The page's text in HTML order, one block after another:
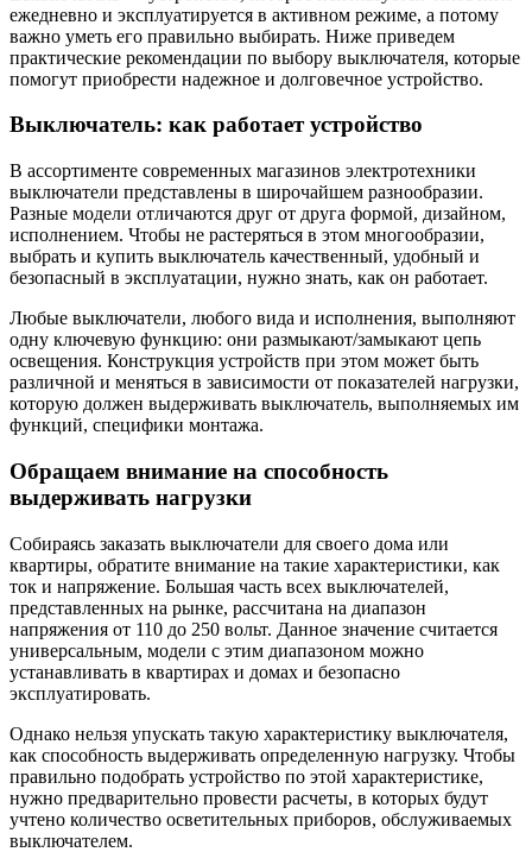
ежедневно и эксплуатируется в активном режиме, а потому
важно уметь его правильно выбирать. Ниже приведем
практические рекомендации по выбору выключателя, которые
помогут приобрести надежное и долговечное устройство.
Выключатель: как работает устройство
В ассортименте современных магазинов электротехники
выключатели представлены в широчайшем разнообразии.
Разные модели отличаются друг от друга формой, дизайном,
исполнением. Чтобы не растеряться в этом многообразии,
выбрать и купить выключатель качественный, удобный и
безопасный в эксплуатации, нужно знать, как он работает.
Любые выключатели, любого вида и исполнения, выполняют
одну ключевую функцию: они размыкают/замыкают цепь
освещения. Конструкция устройств при этом может быть
различной и меняться в зависимости от показателей нагрузки,
которую должен выдерживать выключатель, выполняемых им
функций, специфики монтажа.
Обращаем внимание на способность
выдерживать нагрузки
Собираясь заказать выключатели для своего дома или
квартиры, обратите внимание на такие характеристики, как
ток и напряжение. Большая часть всех выключателей,
представленных на рынке, рассчитана на диапазон
напряжения от 110 до 250 вольт. Данное значение считается
универсальным, модели с этим диапазоном можно
устанавливать в квартирах и домах и безопасно
эксплуатировать.
Однако нельзя упускать такую характеристику выключателя,
как способность выдерживать определенную нагрузку. Чтобы
правильно подобрать устройство по этой характеристике,
нужно предварительно провести расчеты, в которых будут
учтено количество осветительных приборов, обслуживаемых
выключателем.